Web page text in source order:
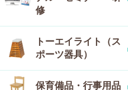
修
トーエイライト（ス
ポーツ器具）
保育備品・行事用品